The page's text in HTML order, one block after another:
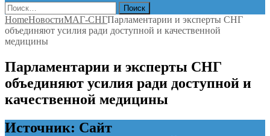
Найти:
HomeНовостиМАГ-СНГПарламентарии и эксперты СНГ
объединяют усилия ради доступной и качественной
медицины
Парламентарии и эксперты СНГ
объединяют усилия ради доступной и
качественной медицины
Источник: Сайт